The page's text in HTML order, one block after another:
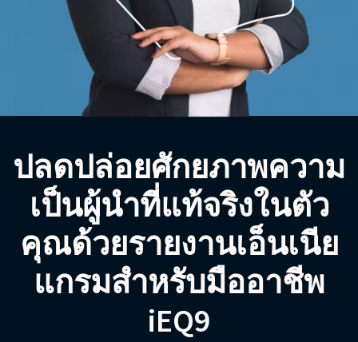
ปลดปล่อยศักยภาพความ
เป็นผู้นำที่แท้จริงในตัว
คุณด้วยรายงานเอ็นเนีย
แกรมสำหรับมืออาชีพ
iEQ9